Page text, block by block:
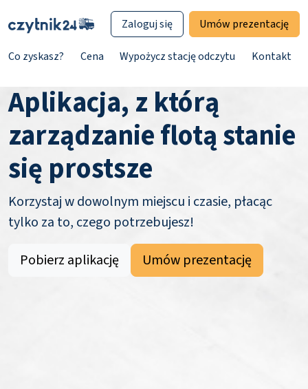
Co zyskasz? Cena Wypożycz stację odczytu Kontakt
Zaloguj się Umów prezentację
Aplikacja, z którą
zarządzanie flotą stanie
się prostsze
Korzystaj w dowolnym miejscu i czasie, płacąc
tylko za to, czego potrzebujesz!
Pobierz aplikację
Umów prezentację